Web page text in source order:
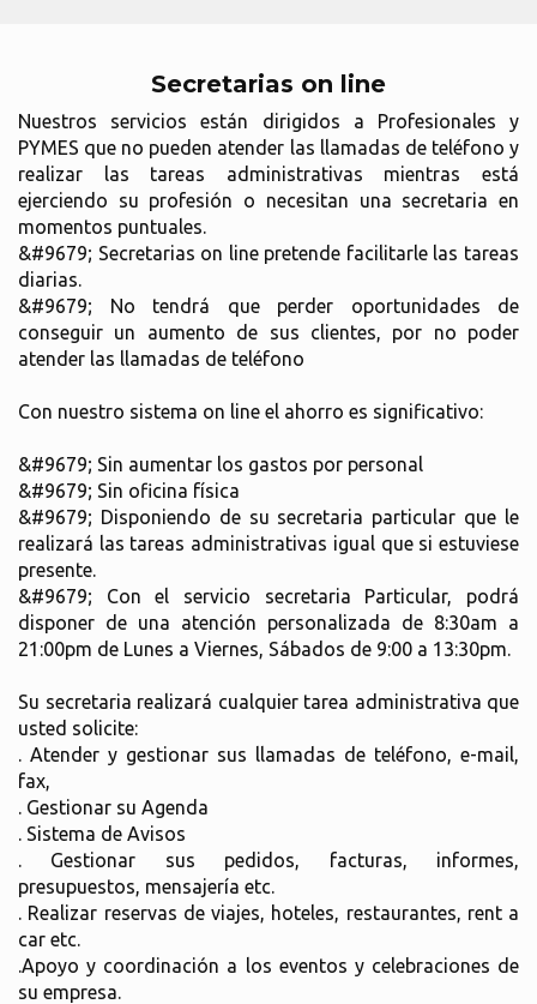
Secretarias on line
Nuestros servicios están dirigidos a Profesionales y
PYMES que no pueden atender las llamadas de teléfono y
realizar las tareas administrativas mientras está
ejerciendo su profesión o necesitan una secretaria en
momentos puntuales.
&#9679; Secretarias on line pretende facilitarle las tareas
diarias.
&#9679; No tendrá que perder oportunidades de
conseguir un aumento de sus clientes, por no poder
atender las llamadas de teléfono
Con nuestro sistema on line el ahorro es significativo:
&#9679; Sin aumentar los gastos por personal
&#9679; Sin oficina física
&#9679; Disponiendo de su secretaria particular que le
realizará las tareas administrativas igual que si estuviese
presente.
&#9679; Con el servicio secretaria Particular, podrá
disponer de una atención personalizada de 8:30am a
21:00pm de Lunes a Viernes, Sábados de 9:00 a 13:30pm.
Su secretaria realizará cualquier tarea administrativa que
usted solicite:
. Atender y gestionar sus llamadas de teléfono, e-mail,
fax,
. Gestionar su Agenda
. Sistema de Avisos
. Gestionar sus pedidos, facturas, informes,
presupuestos, mensajería etc.
. Realizar reservas de viajes, hoteles, restaurantes, rent a
car etc.
.Apoyo y coordinación a los eventos y celebraciones de
su empresa.